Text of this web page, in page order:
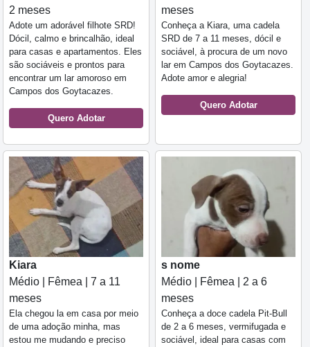
2 meses
Adote um adorável filhote SRD!
Dócil, calmo e brincalhão, ideal
para casas e apartamentos. Eles
são sociáveis e prontos para
encontrar um lar amoroso em
Campos dos Goytacazes.
Quero Adotar
meses
Conheça a Kiara, uma cadela
SRD de 7 a 11 meses, dócil e
sociável, à procura de um novo
lar em Campos dos Goytacazes.
Adote amor e alegria!
Quero Adotar
Kiara
Médio | Fêmea | 7 a 11
meses
Ela chegou la em casa por meio
de uma adoção minha, mas
estou me mudando e preciso
s nome
Médio | Fêmea | 2 a 6
meses
Conheça a doce cadela Pit-Bull
de 2 a 6 meses, vermifugada e
sociável, ideal para casas com